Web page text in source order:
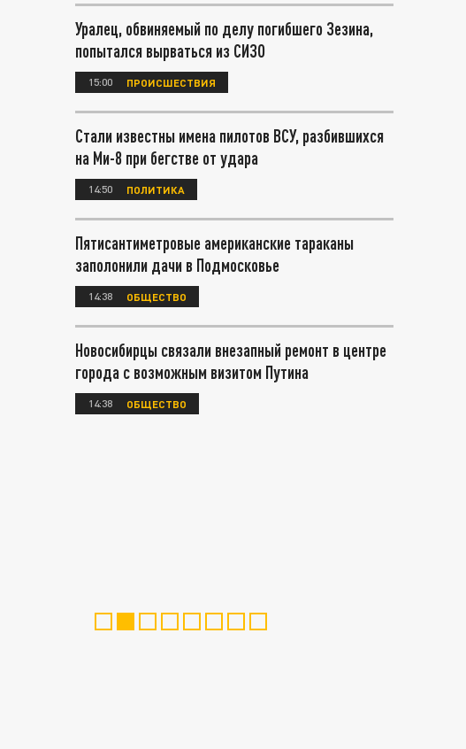
Уралец, обвиняемый по делу погибшего Зезина,
попытался вырваться из СИЗО
15:00 ПРОИСШЕСТВИЯ
Стали известны имена пилотов ВСУ, разбившихся
на Ми-8 при бегстве от удара
14:50 ПОЛИТИКА
Пятисантиметровые американские тараканы
заполонили дачи в Подмосковье
14:38 ОБЩЕСТВО
Новосибирцы связали внезапный ремонт в центре
города с возможным визитом Путина
14:38 ОБЩЕСТВО